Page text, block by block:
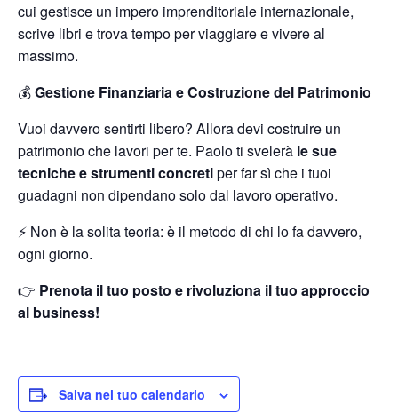
cui gestisce un impero imprenditoriale internazionale,
scrive libri e trova tempo per viaggiare e vivere al
massimo.
💰Gestione Finanziaria e Costruzione del Patrimonio
Vuoi davvero sentirti libero? Allora devi costruire un
patrimonio che lavori per te. Paolo ti svelerà le sue
tecniche e strumenti concretiper far sì che i tuoi
guadagni non dipendano solo dal lavoro operativo.
⚡ Non è la solita teoria: è il metodo di chi lo fa davvero,
ogni giorno.
👉 Prenota il tuo posto e rivoluziona il tuo approccio
al business!
Salva nel tuo calendario